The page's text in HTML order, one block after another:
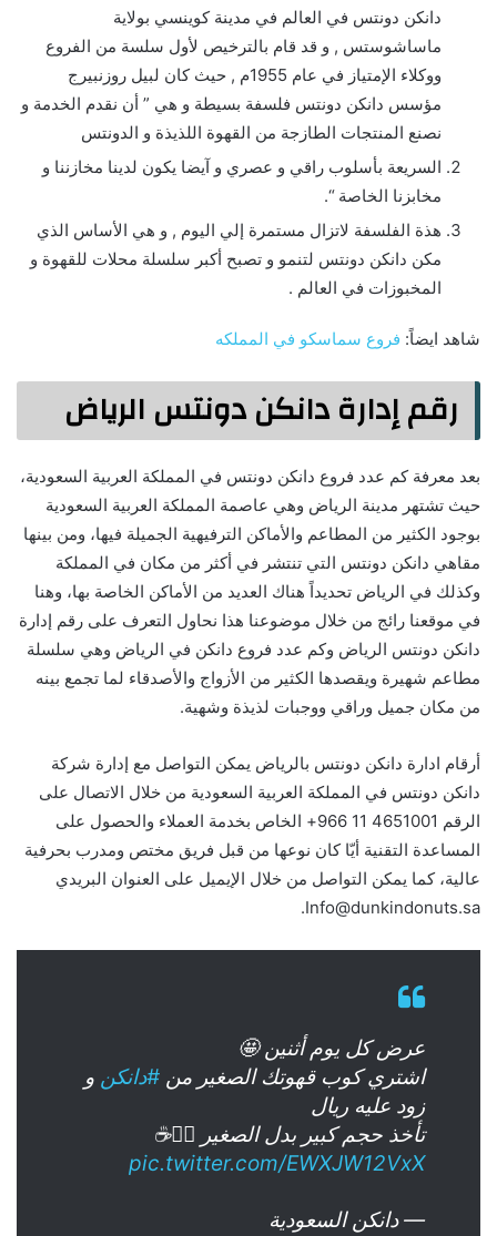
دانكن دونتس في العالم في مدينة كوينسي بولاية
ماساشوستس , و قد قام بالترخيص لأول سلسة من الفروع
ووكلاء الإمتياز في عام 1955م , حيث كان لبيل روزنبيرج
مؤسس دانكن دونتس فلسفة بسيطة و هي ” أن نقدم الخدمة و
نصنع المنتجات الطازجة من القهوة اللذيذة و الدونتس
السريعة بأسلوب راقي و عصري و آيضا يكون لدينا مخازننا و
مخابزنا الخاصة “.
هذة الفلسفة لاتزال مستمرة إلي اليوم , و هي الأساس الذي
مكن دانكن دونتس لتنمو و تصبح أكبر سلسلة محلات للقهوة و
المخبوزات في العالم .
شاهد ايضاً: فروع سماسكو في المملكه
رقم إدارة دانكن دونتس الرياض
بعد معرفة كم عدد فروع دانكن دونتس في المملكة العربية السعودية،
حيث تشتهر مدينة الرياض وهي عاصمة المملكة العربية السعودية
بوجود الكثير من المطاعم والأماكن الترفيهية الجميلة فيها، ومن بينها
مقاهي دانكن دونتس التي تنتشر في أكثر من مكان في المملكة
وكذلك في الرياض تحديداً هناك العديد من الأماكن الخاصة بها، وهنا
في موقعنا رائج من خلال موضوعنا هذا نحاول التعرف على رقم إدارة
دانكن دونتس الرياض وكم عدد فروع دانكن في الرياض وهي سلسلة
مطاعم شهيرة ويقصدها الكثير من الأزواج والأصدقاء لما تجمع بينه
من مكان جميل وراقي ووجبات لذيذة وشهية.
أرقام ادارة دانكن دونتس بالرياض يمكن التواصل مع إدارة شركة
دانكن دونتس في المملكة العربية السعودية من خلال الاتصال على
الرقم 4651001​ 11 966+ الخاص بخدمة العملاء والحصول على
المساعدة التقنية أيّا كان نوعها من قبل فريق مختص ومدرب بحرفية
عالية، كما يمكن التواصل من خلال الإيميل على العنوان البريدي
Info@dunkindonuts.sa
.
عرض كل يوم أثنين 🤩
اشتري كوب قهوتك الصغير من #دانكن و
زود عليه ريال
تأخذ حجم كبير بدل الصغير 👌🏻☕
pic.twitter.com/EWXJW12VxX
— دانكن السعودية